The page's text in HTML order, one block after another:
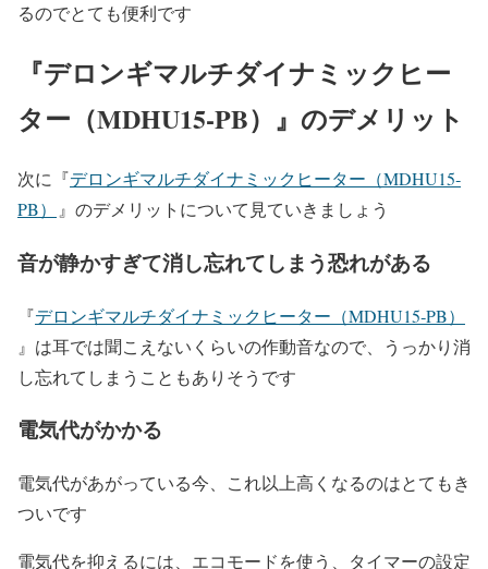
るのでとても便利です
『デロンギマルチダイナミックヒー
ター（MDHU15‐PB）』のデメリット
次に『デロンギマルチダイナミックヒーター（MDHU15‐
PB）
』のデメリットについて見ていきましょう
音が静かすぎて消し忘れてしまう恐れがある
『デロンギマルチダイナミックヒーター（MDHU15‐PB）
』は耳では聞こえないくらいの作動音なので、
うっかり消
し忘れてしまうこともありそうです
電気代がかかる
電気代があがっている今、これ以上高くなるのはとてもき
ついです
電気代を抑えるには、エコモードを使う、タイマーの設定